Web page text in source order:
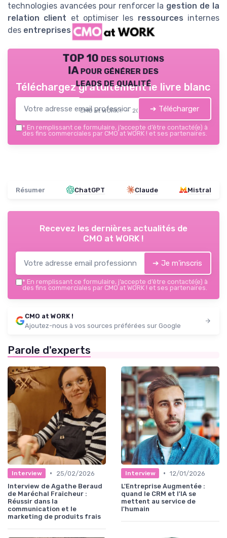
technologies avancées pour renforcer la gestion de la
relation client et optimiser les ressources internes
des entreprises
TOP 10 des solutions
IA pour générer des
leads de qualité
CMO at WORK ! — 2026
Téléchargez gratuitement le livre blanc
➔ Télécharger
* En remplissant ce formulaire, j’accepte d’être contacté(e) à
des fins commerciales par CMO at WORK ! et ses partenaires.
Résumer ChatGPT Claude Mistral
Recevez les dernières actualités de
CMO at WORK !
➔ Je m'inscris
* En remplissant ce formulaire, j’accepte d’être contacté(e) à
des fins commerciales par CMO at WORK ! et ses partenaires.
CMO at WORK !
Ajoutez-nous à vos sources préférées sur Google
Parole d'experts
Interview •
25/02/2026
Interview de Agathe Beraud
de Maréchal Fraîcheur :
Réussir dans la
communication et le
marketing de produits frais
Interview • 12/01/2026
L'Entreprise Augmentée :
quand le CRM et l'IA se
mettent au service de
l'humain